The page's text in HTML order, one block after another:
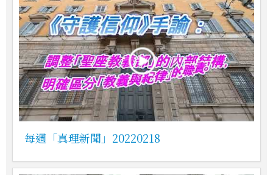
每週「真理新聞」20220218